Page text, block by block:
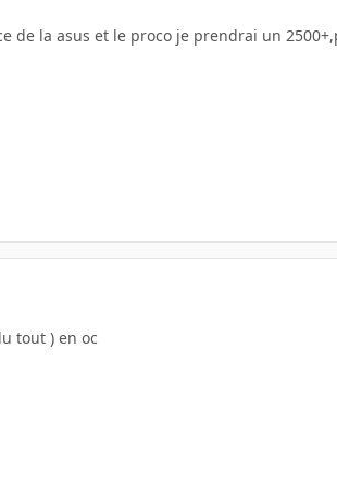
de la asus et le proco je prendrai un
tout ) en oc